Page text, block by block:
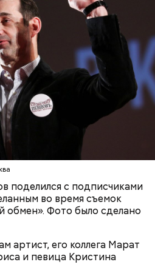
поделился с подписчиками
во время съемок
обмен». Фото было сделано
артист, его коллега Марат
и певица Кристина
до глубокой старости и
века. По церковному
сохранились нетленными
от которого исцелилось
году мощи Николая
в итальянский город
и поныне.